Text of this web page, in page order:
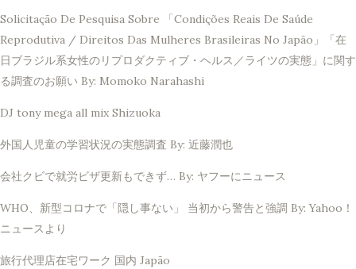
Solicitação De Pesquisa Sobre 「Condições Reais De Saúde
Reprodutiva / Direitos Das Mulheres Brasileiras No Japão」「在
日ブラジル系女性のリプロダクティブ・ヘルス／ライツの実態」に関す
る調査のお願い By: Momoko Narahashi
DJ tony mega all mix Shizuoka
外国人児童の学習状況の実態調査 By: 近藤潤也
会社クビで就労ビザ更新もできず… By: ヤフーにニュース
WHO、新型コロナで「隠し事ない」 当初から警告と強調 By: Yahoo！
ニュースより
旅行代理店在宅ワーク 国内 Japão